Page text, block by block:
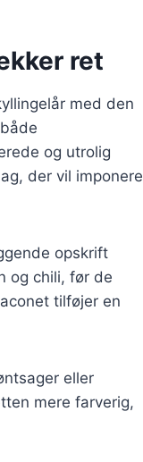
ret
med den
og utrolig
der vil imponere
opskrift
og chili, før de
tilføjer en
eller
mere farverig,